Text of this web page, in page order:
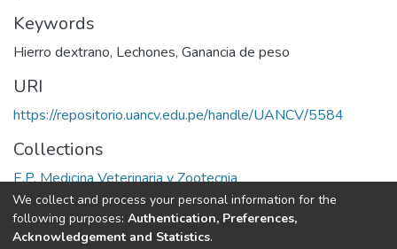
Keywords
Hierro dextrano, Lechones, Ganancia de peso
URI
https://repositorio.uancv.edu.pe/handle/UANCV/5584
Collections
E.P. Medicina Veterinaria y Zootecnia
Full item page
We collect and process your personal information for the
following purposes: Authentication, Preferences,
Acknowledgement and Statistics.